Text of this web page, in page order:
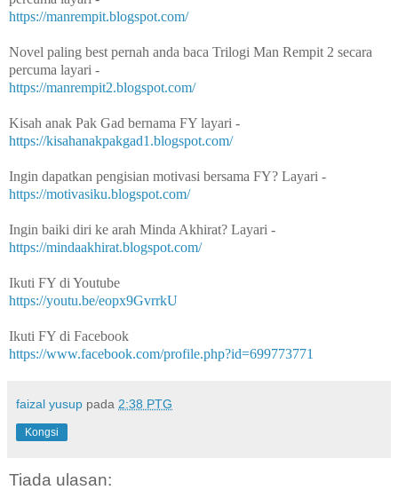
https://manrempit.blogspot.com/
Novel paling best pernah anda baca Trilogi Man Rempit 2 secara
percuma layari -
https://manrempit2.blogspot.com/
Kisah anak Pak Gad bernama FY layari -
https://kisahanakpakgad1.blogspot.com/
Ingin dapatkan pengisian motivasi bersama FY? Layari -
https://motivasiku.blogspot.com/
Ingin baiki diri ke arah Minda Akhirat? Layari -
https://mindaakhirat.blogspot.com/
Ikuti FY di Youtube
https://youtu.be/eopx9GvrrkU
Ikuti FY di Facebook
https://www.facebook.com/profile.php?id=699773771
faizal yusup pada 2:38 PTG
Kongsi
Tiada ulasan: